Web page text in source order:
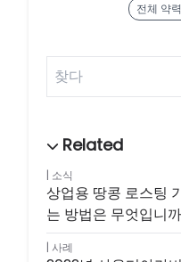
전체 약
소식
상업용 땅콩 로스팅
는 방법은 무엇입니
사례